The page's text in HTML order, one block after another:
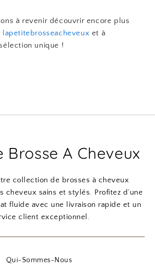
à revenir découvrir encore plus
lapetitebrosseacheveux et à
unique !
Brosse A Cheveux
collection de brosses à cheveux
cheveux sains et stylés. Profitez d’une
fluide avec une livraison rapide et un
client exceptionnel.
Qui-Sommes-Nous